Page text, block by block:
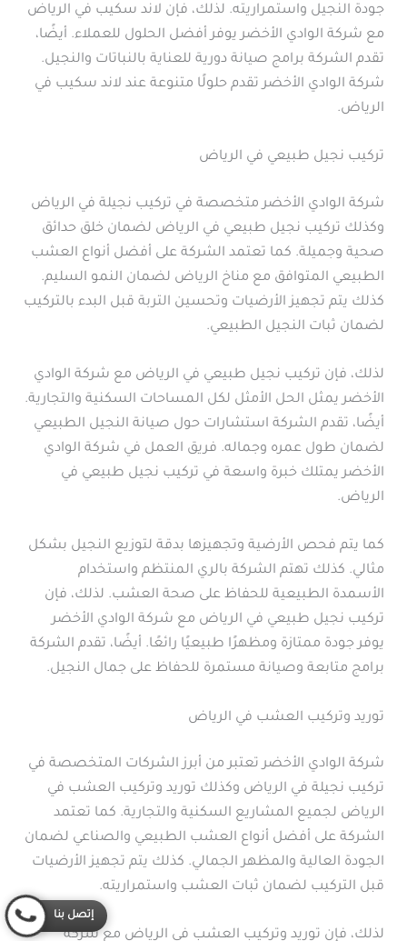
جودة النجيل واستمراريته. لذلك، فإن لاند سكيب في الرياض
مع شركة الوادي الأخضر يوفر أفضل الحلول للعملاء. أيضًا،
تقدم الشركة برامج صيانة دورية للعناية بالنباتات والنجيل.
شركة الوادي الأخضر تقدم حلولًا متنوعة عند لاند سكيب في
الرياض.
تركيب نجيل طبيعي في الرياض
شركة الوادي الأخضر متخصصة في تركيب نجيلة في الرياض
وكذلك تركيب نجيل طبيعي في الرياض لضمان خلق حدائق
صحية وجميلة. كما تعتمد الشركة على أفضل أنواع العشب
الطبيعي المتوافق مع مناخ الرياض لضمان النمو السليم.
كذلك يتم تجهيز الأرضيات وتحسين التربة قبل البدء بالتركيب
لضمان ثبات النجيل الطبيعي.
لذلك، فإن تركيب نجيل طبيعي في الرياض مع شركة الوادي
الأخضر يمثل الحل الأمثل لكل المساحات السكنية والتجارية.
أيضًا، تقدم الشركة استشارات حول صيانة النجيل الطبيعي
لضمان طول عمره وجماله. فريق العمل في شركة الوادي
الأخضر يمتلك خبرة واسعة في تركيب نجيل طبيعي في
الرياض.
كما يتم فحص الأرضية وتجهيزها بدقة لتوزيع النجيل بشكل
مثالي. كذلك تهتم الشركة بالري المنتظم واستخدام
الأسمدة الطبيعية للحفاظ على صحة العشب. لذلك، فإن
تركيب نجيل طبيعي في الرياض مع شركة الوادي الأخضر
يوفر جودة ممتازة ومظهرًا طبيعيًا رائعًا. أيضًا، تقدم الشركة
برامج متابعة وصيانة مستمرة للحفاظ على جمال النجيل.
توريد وتركيب العشب في الرياض
شركة الوادي الأخضر تعتبر من أبرز الشركات المتخصصة في
تركيب نجيلة في الرياض وكذلك توريد وتركيب العشب في
الرياض لجميع المشاريع السكنية والتجارية. كما تعتمد
الشركة على أفضل أنواع العشب الطبيعي والصناعي لضمان
الجودة العالية والمظهر الجمالي. كذلك يتم تجهيز الأرضيات
قبل التركيب لضمان ثبات العشب واستمراريته.
لذلك، فإن توريد وتركيب العشب في الرياض مع شركة
إتصل بنا